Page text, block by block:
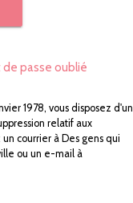
passe oublié
1978, vous disposez d'un
relatif aux
courrier à Des gens qui
ou un e-mail à